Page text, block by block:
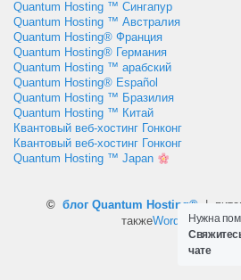
Quantum Hosting ™ Сингапур
Quantum Hosting ™ Австралия
Quantum Hosting® Франция
Quantum Hosting® Германия
Quantum Hosting ™ арабский
Quantum Hosting® Español
Quantum Hosting ™ Бразилия
Quantum Hosting ™ Китай
Квантовый веб-хостинг Гонконг
Квантовый веб-хостинг Гонконг
Quantum Hosting ™ Japan
© блог Quantum Hosting®|
такжеWordPress. |
Нужна
чате